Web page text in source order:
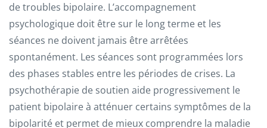
de troubles bipolaire. L’accompagnement
psychologique doit être sur le long terme et les
séances ne doivent jamais être arrêtées
spontanément. Les séances sont programmées lors
des phases stables entre les périodes de crises. La
psychothérapie de soutien aide progressivement le
patient bipolaire à atténuer certains symptômes de la
bipolarité et permet de mieux comprendre la maladie